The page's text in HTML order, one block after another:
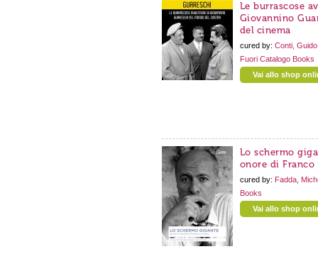
Le burrascose
Giovannino
del cinema
cured by: Conti,
Fuori Catalogo Books
Vai allo shop
Lo schermo
onore di Franco
cured by: Fadda,
Books
Vai allo shop